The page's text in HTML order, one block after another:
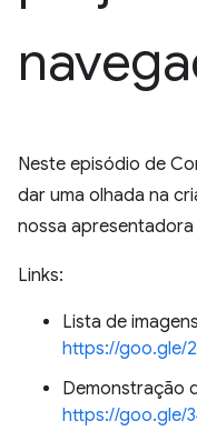
Neste episódio de
dar uma olhada na
nossa apresentadora
Links:
Lista de
https://goo.gle/
Demonstração
https://goo.gle/